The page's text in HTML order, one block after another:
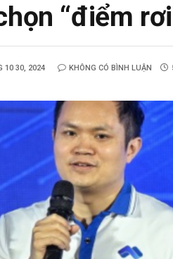
“điểm
10 30, 2024 KHÔNG CÓ BÌNH LUẬN